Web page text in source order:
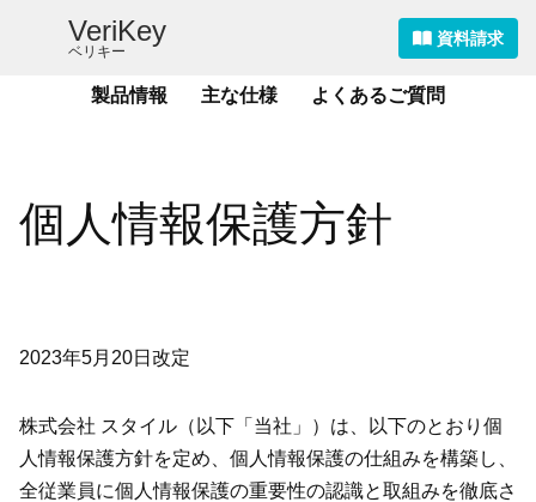
へ
プ
VeriKey
ベリキー
資料請求
製品情報 主な仕様 よくあるご質問
個人情報保護方針
2023年5月20日改定
株式会社 スタイル（以下「当社」）は、以下のとおり個
人情報保護方針を定め、個人情報保護の仕組みを構築し、
全従業員に個人情報保護の重要性の認識と取組みを徹底さ